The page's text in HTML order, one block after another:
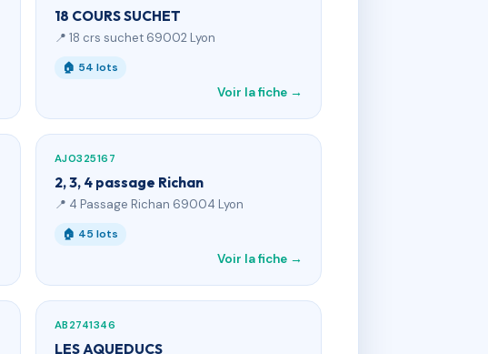
18 COURS SUCHET
📍 18 crs suchet 69002 Lyon
🏠 54 lots
Voir la fiche →
AJ0325167
2, 3, 4 passage Richan
📍 4 Passage Richan 69004 Lyon
🏠 45 lots
Voir la fiche →
AB2741346
LES AQUEDUCS